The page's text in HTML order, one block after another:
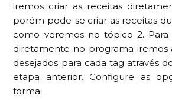
iremos criar as receitas
porém pode-se criar as receitas
como veremos no tópico 2. Para
diretamente no programa iremos
desejados para cada tag através
etapa anterior. Configure as
forma: